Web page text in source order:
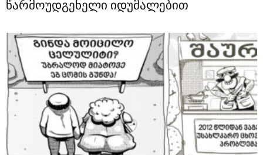
წარმოუდგენელი იდუმალებით